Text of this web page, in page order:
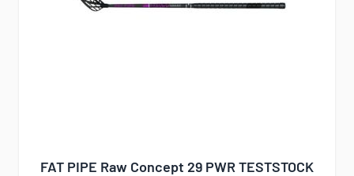
FAT PIPE Raw Concept 29 PWR TESTSTOCK